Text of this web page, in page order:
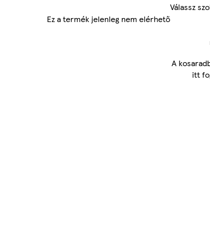
Ez a termék jelenleg nem elérhető
Válassz
A
itt